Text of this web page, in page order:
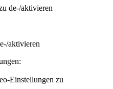
de-/aktivieren
aktivieren
Einstellungen zu